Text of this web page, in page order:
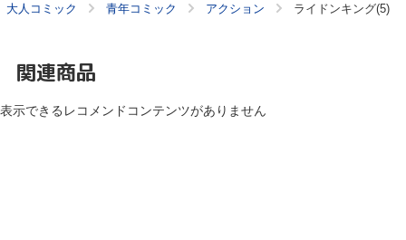
大人コミック 青年コミック アクション ライドンキング(5)
関連商品
表示できるレコメンドコンテンツがありません